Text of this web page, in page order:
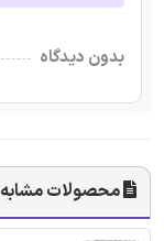
بدون دیدگاه
محصولات مشابه